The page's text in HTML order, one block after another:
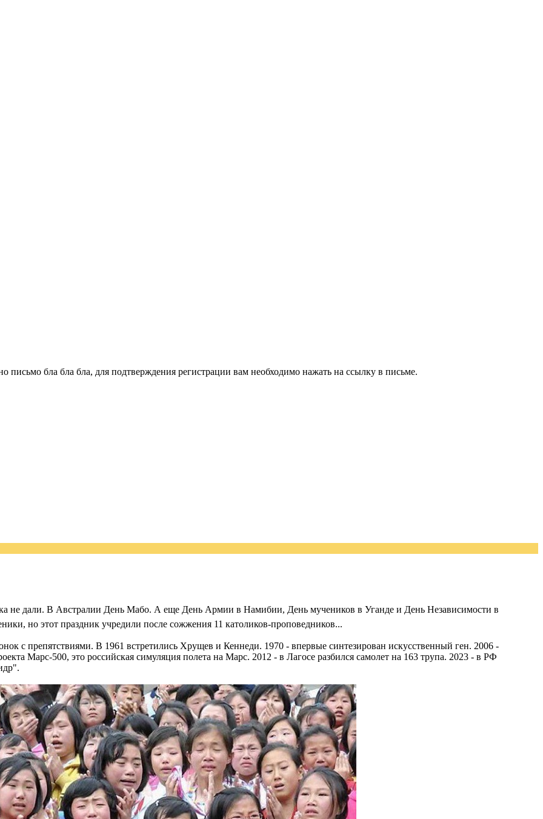
письмо бла бла бла, для подтверждения регистрации вам необходимо нажать на ссылку в письме.
не дали. В Австралии День Мабо. А еще День Армии в Намибии, День мучеников в Уганде и День Независимости в
но этот праздник учредили после сожжения 11 католиков-проповедников...
с препятствиями. В 1961 встретились Хрущев и Кеннеди. 1970 - впервые синтезирован искусственный ген. 2006 -
Марс-500, это российская симуляция полета на Марс. 2012 - в Лагосе разбился самолет на 163 трупа. 2023 - в РФ